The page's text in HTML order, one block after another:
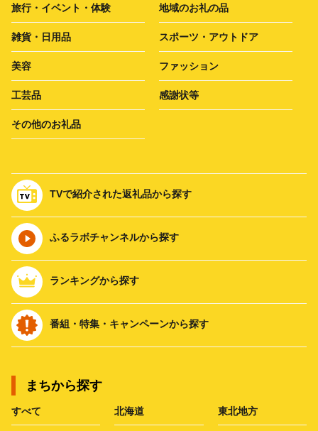
旅行・イベント・体験 地域のお礼の品
雑貨・日用品 スポーツ・アウトドア
美容 ファッション
工芸品 感謝状等
その他のお礼品
TVで紹介された返礼品から探す
ふるラボチャンネルから探す
ランキングから探す
番組・特集・キャンペーンから探す
まちから探す
すべて 北海道 東北地方